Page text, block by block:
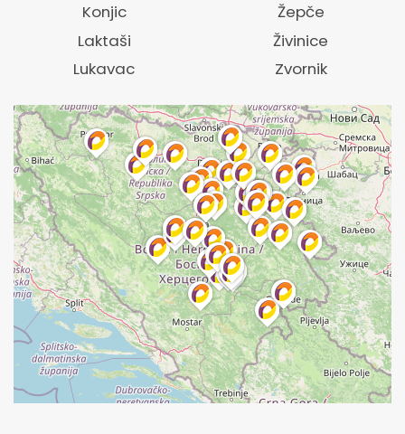
Konjic
Laktaši
Lukavac
Žepče
Živinice
Zvornik